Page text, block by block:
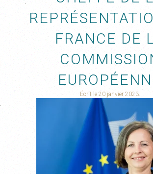
FRANCE DE
Écrit le 20 janvier 2023.